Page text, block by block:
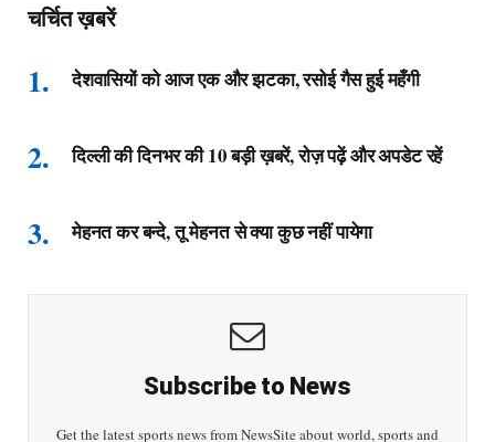
चर्चित ख़बरें
देशवासियों को आज एक और झटका, रसोई गैस हुई महँगी
दिल्ली की दिनभर की 10 बड़ी ख़बरें, रोज़ पढ़ें और अपडेट रहें
मेहनत कर बन्दे, तू मेहनत से क्या कुछ नहीं पायेगा
Subscribe to News
Get the latest sports news from NewsSite about world, sports and